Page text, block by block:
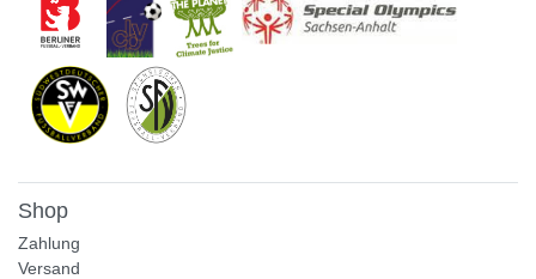
Shop
Zahlung
Versand